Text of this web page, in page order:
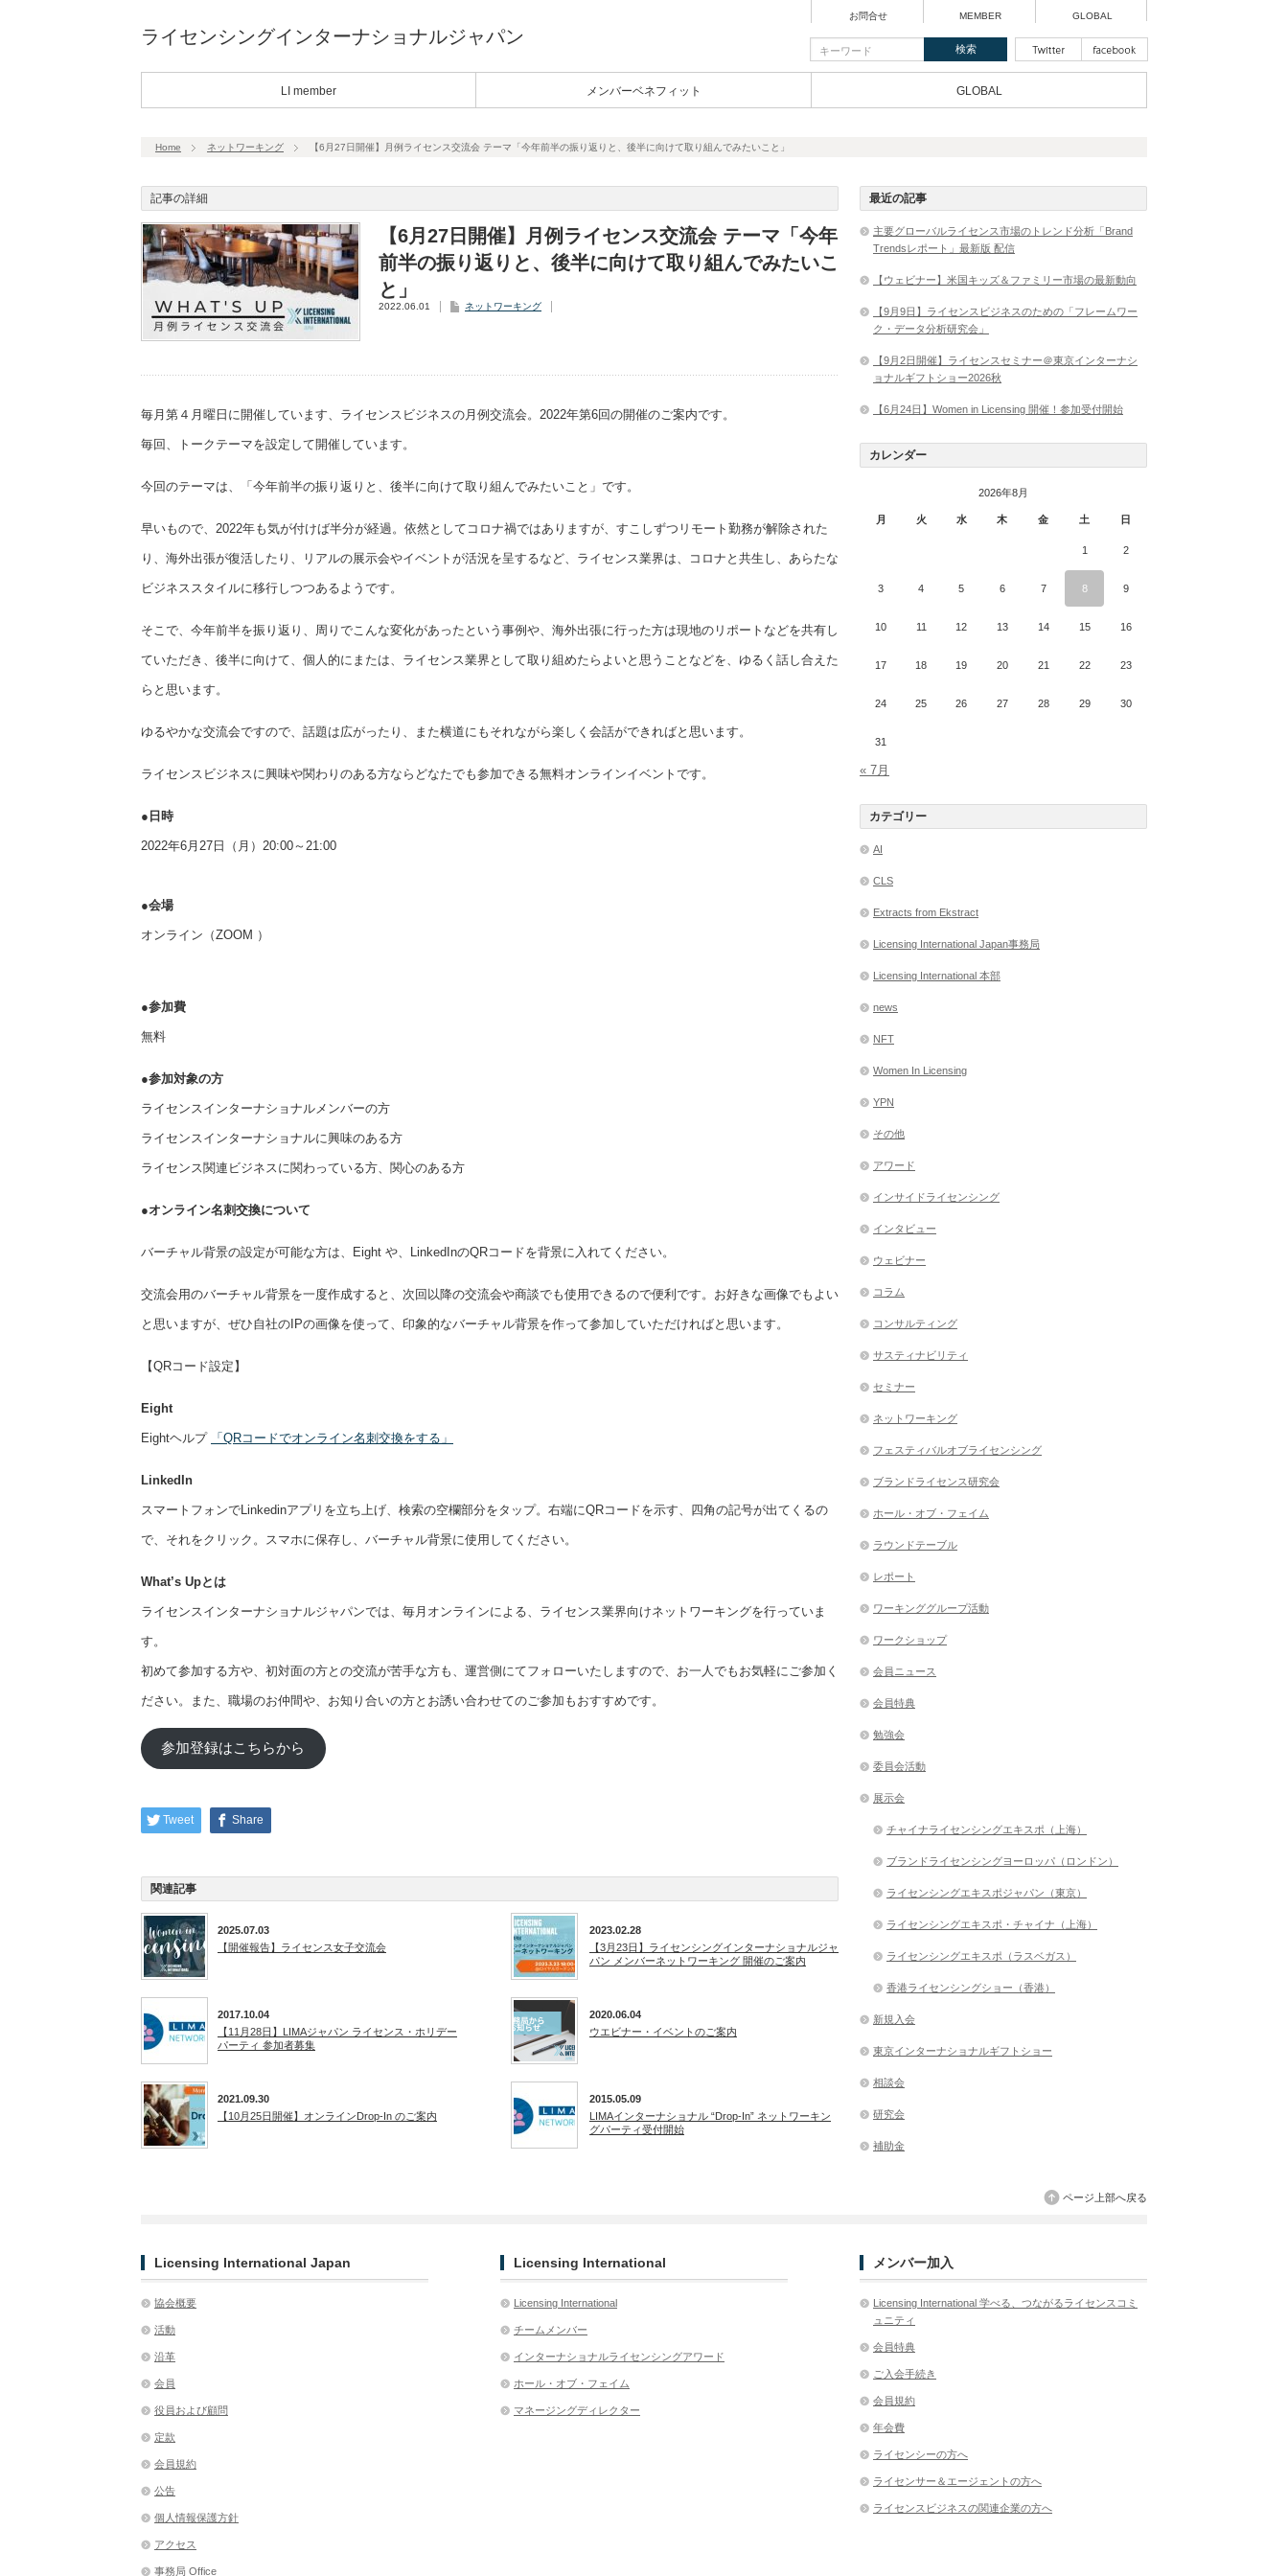
ライセンシングインターナショナルジャパン
お問合せ MEMBER GLOBAL
LI member メンバーベネフィット GLOBAL
Home ネットワーキング 【6月27日開催】月例ライセンス交流会 テーマ「今年前半の振り返りと、後半に向けて取り組んでみたいこと」
記事の詳細
【6月27日開催】月例ライセンス交流会 テーマ「今年
前半の振り返りと、後半に向けて取り組んでみたいこ
と」
2022.06.01 ネットワーキング
毎月第４月曜日に開催しています、ライセンスビジネスの月例交流会。2022年第6回の開催のご案内です。
毎回、トークテーマを設定して開催しています。
今回のテーマは、「今年前半の振り返りと、後半に向けて取り組んでみたいこと」です。
早いもので、2022年も気が付けば半分が経過。依然としてコロナ禍ではありますが、すこしずつリモート勤務が解除された
り、海外出張が復活したり、リアルの展示会やイベントが活況を呈するなど、ライセンス業界は、コロナと共生し、あらたな
ビジネススタイルに移行しつつあるようです。
そこで、今年前半を振り返り、周りでこんな変化があったという事例や、海外出張に行った方は現地のリポートなどを共有し
ていただき、後半に向けて、個人的にまたは、ライセンス業界として取り組めたらよいと思うことなどを、ゆるく話し合えた
らと思います。
ゆるやかな交流会ですので、話題は広がったり、また横道にもそれながら楽しく会話ができればと思います。
ライセンスビジネスに興味や関わりのある方ならどなたでも参加できる無料オンラインイベントです。
●日時
2022年6月27日（月）20:00～21:00
●会場
オンライン（ZOOM ）
●参加費
無料
●参加対象の方
ライセンスインターナショナルメンバーの方
ライセンスインターナショナルに興味のある方
ライセンス関連ビジネスに関わっている方、関心のある方
●オンライン名刺交換について
バーチャル背景の設定が可能な方は、Eight や、LinkedInのQRコードを背景に入れてください。
交流会用のバーチャル背景を一度作成すると、次回以降の交流会や商談でも使用できるので便利です。お好きな画像でもよい
と思いますが、ぜひ自社のIPの画像を使って、印象的なバーチャル背景を作って参加していただければと思います。
【QRコード設定】
Eight
Eightヘルプ 「QRコードでオンライン名刺交換をする」
LinkedIn
スマートフォンでLinkedinアプリを立ち上げ、検索の空欄部分をタップ。右端にQRコードを示す、四角の記号が出てくるの
で、それをクリック。スマホに保存し、バーチャル背景に使用してください。
What’s Upとは
ライセンスインターナショナルジャパンでは、毎月オンラインによる、ライセンス業界向けネットワーキングを行っていま
す。
初めて参加する方や、初対面の方との交流が苦手な方も、運営側にてフォローいたしますので、お一人でもお気軽にご参加く
ださい。また、職場のお仲間や、お知り合いの方とお誘い合わせてのご参加もおすすめです。
参加登録はこちらから
Tweet Share
関連記事
2025.07.03
【開催報告】ライセンス女子交流会
2023.02.28
【3月23日】ライセンシングインターナショナルジャ
パン メンバーネットワーキング 開催のご案内
2017.10.04
【11月28日】LIMAジャパン ライセンス・ホリデー
パーティ 参加者募集
2020.06.04
ウエビナー・イベントのご案内
2021.09.30
【10月25日開催】オンラインDrop-In のご案内
2015.05.09
LIMAインターナショナル “Drop-In” ネットワーキン
グパーティ受付開始
最近の記事
主要グローバルライセンス市場のトレンド分析「Brand
Trendsレポート」最新版 配信
【ウェビナー】米国キッズ＆ファミリー市場の最新動向
【9月9日】ライセンスビジネスのための「フレームワー
ク・データ分析研究会」
【9月2日開催】ライセンスセミナー＠東京インターナシ
ョナルギフトショー2026秋
【6月24日】Women in Licensing 開催！参加受付開始
カレンダー
2026年8月
月 火 水 木 金 土 日
1 2
3 4 5 6 7 8 9
10 11 12 13 14 15 16
17 18 19 20 21 22 23
24 25 26 27 28 29 30
31
« 7月
カテゴリー
AI
CLS
Extracts from Ekstract
Licensing International Japan事務局
Licensing International 本部
news
NFT
Women In Licensing
YPN
その他
アワード
インサイドライセンシング
インタビュー
ウェビナー
コラム
コンサルティング
サスティナビリティ
セミナー
ネットワーキング
フェスティバルオブライセンシング
ブランドライセンス研究会
ホール・オブ・フェイム
ラウンドテーブル
レポート
ワーキンググループ活動
ワークショップ
会員ニュース
会員特典
勉強会
委員会活動
展示会
チャイナライセンシングエキスポ（上海）
ブランドライセンシングヨーロッパ（ロンドン）
ライセンシングエキスポジャパン（東京）
ライセンシングエキスポ・チャイナ（上海）
ライセンシングエキスポ（ラスベガス）
香港ライセンシングショー（香港）
新規入会
東京インターナショナルギフトショー
相談会
研究会
補助金
ページ上部へ戻る
Licensing International Japan
協会概要
活動
沿革
会員
役員および顧問
定款
会員規約
公告
個人情報保護方針
アクセス
事務局 Office
Licensing International
Licensing International
チームメンバー
インターナショナルライセンシングアワード
ホール・オブ・フェイム
マネージングディレクター
メンバー加入
Licensing International 学べる、つながるライセンスコミ
ュニティ
会員特典
ご入会手続き
会員規約
年会費
ライセンシーの方へ
ライセンサー＆エージェントの方へ
ライセンスビジネスの関連企業の方へ